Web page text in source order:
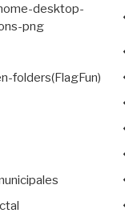
desktop-
png
folders(FlagFun)